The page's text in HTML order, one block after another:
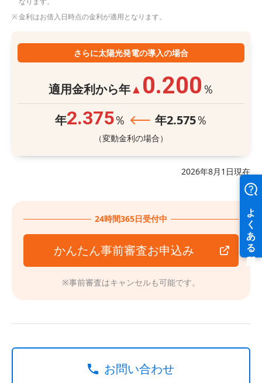
金利はお借入日時点の金利が適用となります。
さらに太陽光発電の導入の場合
適用金利から年▲ 0.200 ％
年2.375％ 年2.575％
（変動金利の場合）
2026年8月1日現在
24時間365日受付中
かんたん事前審査お申込み
※事前審査はキャンセルも可能です。
お問い合わせ